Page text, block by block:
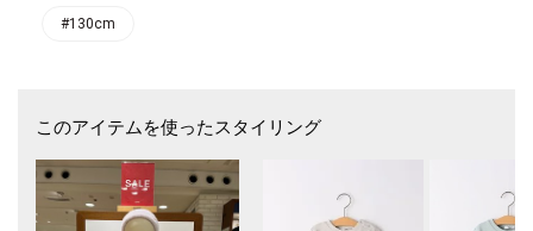
柄違いのチェックスカート（品番：513-25-0100、513-25-0101、513-25-
#130cm
このアイテムを使ったスタイリング